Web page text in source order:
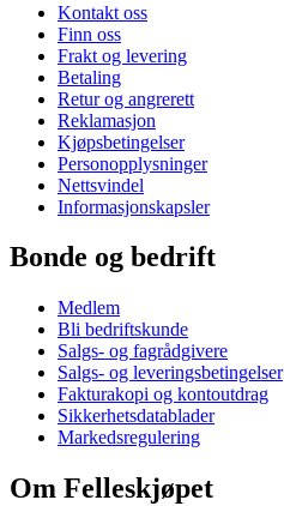
Kontakt oss
Finn oss
Frakt og levering
Betaling
Retur og angrerett
Reklamasjon
Kjøpsbetingelser
Personopplysninger
Nettsvindel
Informasjonskapsler
Bonde og bedrift
Medlem
Bli bedriftskunde
Salgs- og fagrådgivere
Salgs- og leveringsbetingelser
Fakturakopi og kontoutdrag
Sikkerhetsdatablader
Markedsregulering
Om Felleskjøpet